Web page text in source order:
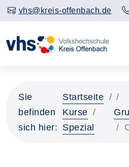
vhs@kreis-offenbach.de
Sie
befinden
sich hier:
Startseite
Kurse
Spezial